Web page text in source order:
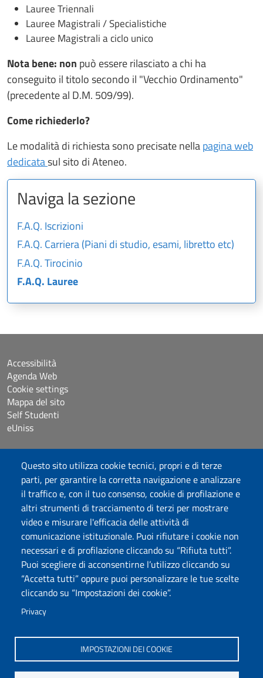
Questo sito utilizza cookie tecnici, propri e di terze
parti, per garantire la corretta navigazione e analizzare
il traffico e, con il tuo consenso, cookie di profilazione e
altri strumenti di tracciamento di terzi per mostrare
video e misurare l'efficacia delle attività di
comunicazione istituzionale. Puoi rifiutare i cookie non
necessari e di profilazione cliccando su “Rifiuta tutti”.
Puoi scegliere di acconsentirne l’utilizzo cliccando su
“Accetta tutti” oppure puoi personalizzare le tue scelte
cliccando su “Impostazioni dei cookie”.
Privacy
IMPOSTAZIONI DEI COOKIE
Lauree Triennali
Lauree Magistrali / Specialistiche
Lauree Magistrali a ciclo unico
Nota bene: non può essere rilasciato a chi ha
conseguito il titolo secondo il "Vecchio Ordinamento"
(precedente al D.M. 509/99).
Come richiederlo?
Le modalità di richiesta sono precisate nellapagina web
dedicatasul sito di Ateneo.
Naviga la sezione
F.A.Q. Iscrizioni
F.A.Q. Carriera (Piani di studio, esami, libretto etc)
F.A.Q. Tirocinio
F.A.Q. Lauree
Università degli Studi di Sassari
Dipartimento di Scienze Umanistiche e Sociali
Via Roma 151, 07100 Sassari
PEC: dip.scienze.umanistiche.sociali@pec.uniss.it
P.I. 00196350904
Accessibilità
Agenda Web
Cookie settings
Mappa del sito
Self Studenti
eUniss
Bandi
Dichiarazione di accessibilità
Posta elettronica @uniss.it
Protocollo
Seguici su